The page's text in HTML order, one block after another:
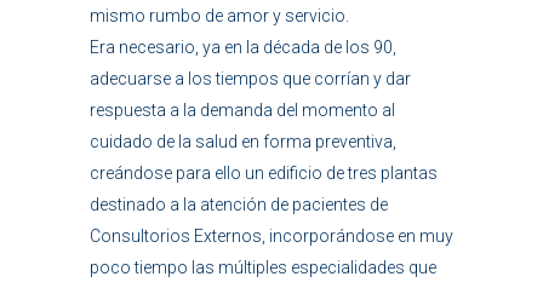
mismo rumbo de amor y servicio.
Era necesario, ya en la década de los 90,
adecuarse a los tiempos que corrían y dar
respuesta a la demanda del momento al
cuidado de la salud en forma preventiva,
creándose para ello un edificio de tres plantas
destinado a la atención de pacientes de
Consultorios Externos, incorporándose en muy
poco tiempo las múltiples especialidades que